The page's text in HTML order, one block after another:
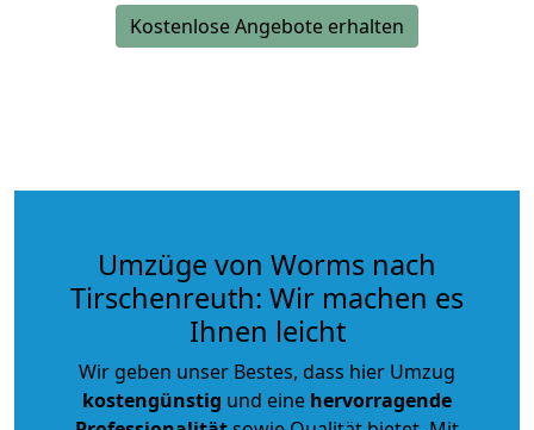
Kostenlose Angebote erhalten
Umzüge von Worms nach
Tirschenreuth: Wir machen es
Ihnen leicht
Wir geben unser Bestes, dass hier Umzug
kostengünstig und eine hervorragende